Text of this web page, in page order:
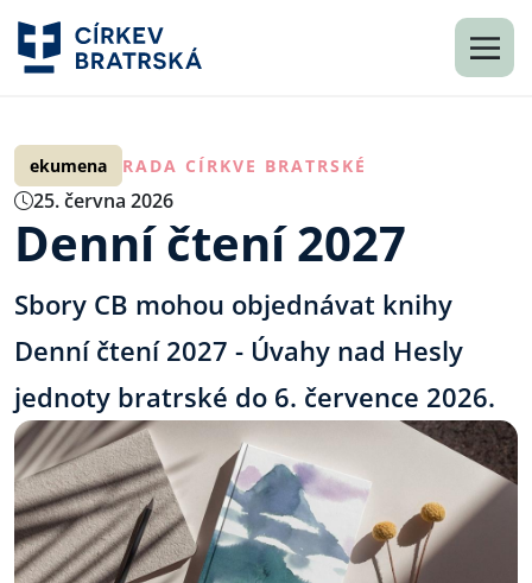
ekumena RADA CÍRKVE BRATRSKÉ
25. června 2026
Denní čtení 2027
Sbory CB mohou objednávat knihy
Denní čtení 2027 - Úvahy nad Hesly
jednoty bratrské do 6. července 2026.